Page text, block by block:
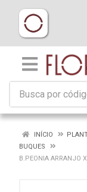
INÍCIO
BUQUES
B.PEONIA ARRANJO